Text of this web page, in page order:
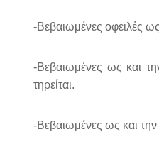
-Βεβαιωμένες οφειλές
-Βεβαιωμένες ως και
τηρείται.
-Βεβαιωμένες ως και